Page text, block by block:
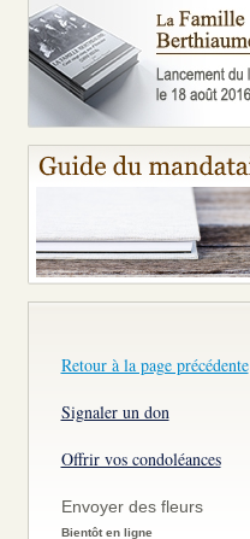
Retour à la page précédente
Signaler un don
Offrir vos condoléances
Envoyer des fleurs
Bientôt en ligne